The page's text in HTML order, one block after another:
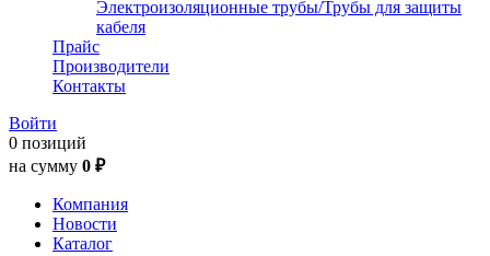
Электроизоляционные трубы/Трубы для защиты
кабеля
Прайс
Производители
Контакты
Войти
0 позиций
на сумму 0 ₽
Компания
Новости
Каталог